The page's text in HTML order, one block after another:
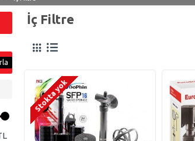
İç Filtre
Stokta yok